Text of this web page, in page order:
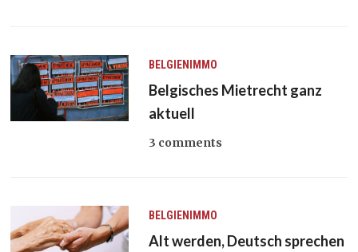
BELGIENIMMO
Belgisches Mietrecht ganz
aktuell
3 comments
BELGIENIMMO
Alt werden, Deutsch sprechen